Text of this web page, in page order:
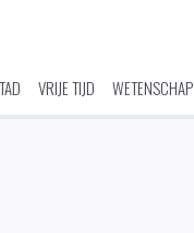
VRIJE TIJD WETENSCHAP